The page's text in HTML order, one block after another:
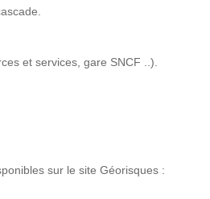
et services, gare SNCF ..).
sur le site Géorisques :